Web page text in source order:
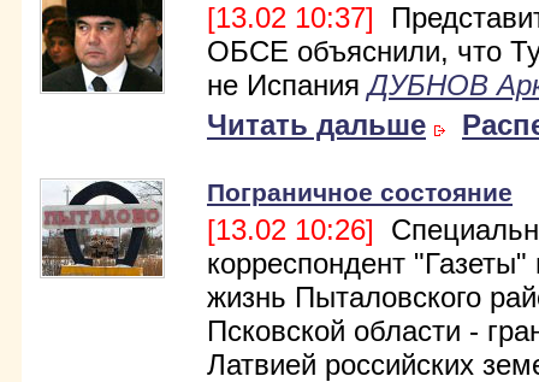
[13.02 10:37]
ОБСЕ объяснили, что
не ИспанияДУБНОВ
Читать дальше
Пограничное состояние
[13.02 10:26]
корреспондент "Газеты"
жизнь Пыталовского
Псковской области -
Латвией российских